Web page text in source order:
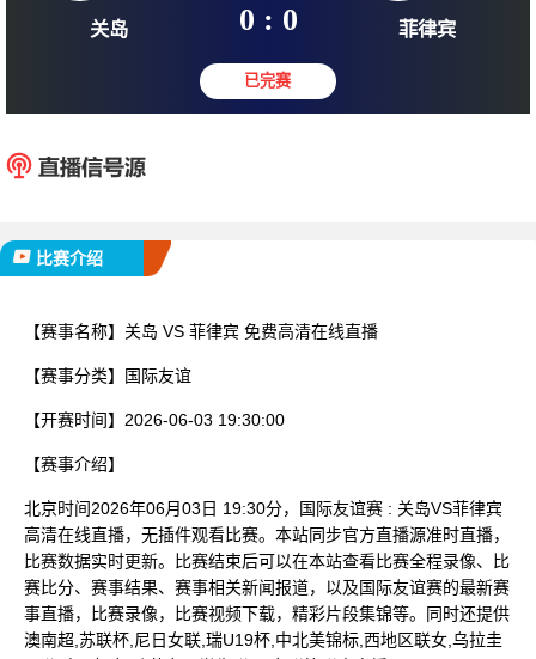
国际友谊
0 : 0
比赛介绍
【赛事名称】 关岛 VS 菲律宾 免费高清在线直播
【赛事分类】 国际友谊
【开赛时间】 2026-06-03 19:30:00
【赛事介绍】
北京时间2026年06月03日 19:30分，国际友谊赛 : 关岛VS菲律宾
高清在线直播，无插件观看比赛。本站同步官方直播源准时直播，
比赛数据实时更新。比赛结束后可以在本站查看比赛全程录像、比
赛比分、赛事结果、赛事相关新闻报道，以及国际友谊赛的最新赛
事直播，比赛录像，比赛视频下载，精彩片段集锦等。同时还提供
澳南超,苏联杯,尼日女联,瑞U19杯,中北美锦标,西地区联女,乌拉圭